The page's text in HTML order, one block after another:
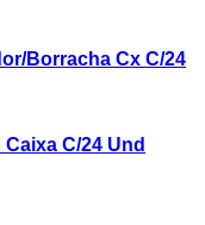
Borracha Cx C/24
C/24 Und